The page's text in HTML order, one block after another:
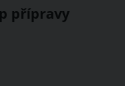
přípravy